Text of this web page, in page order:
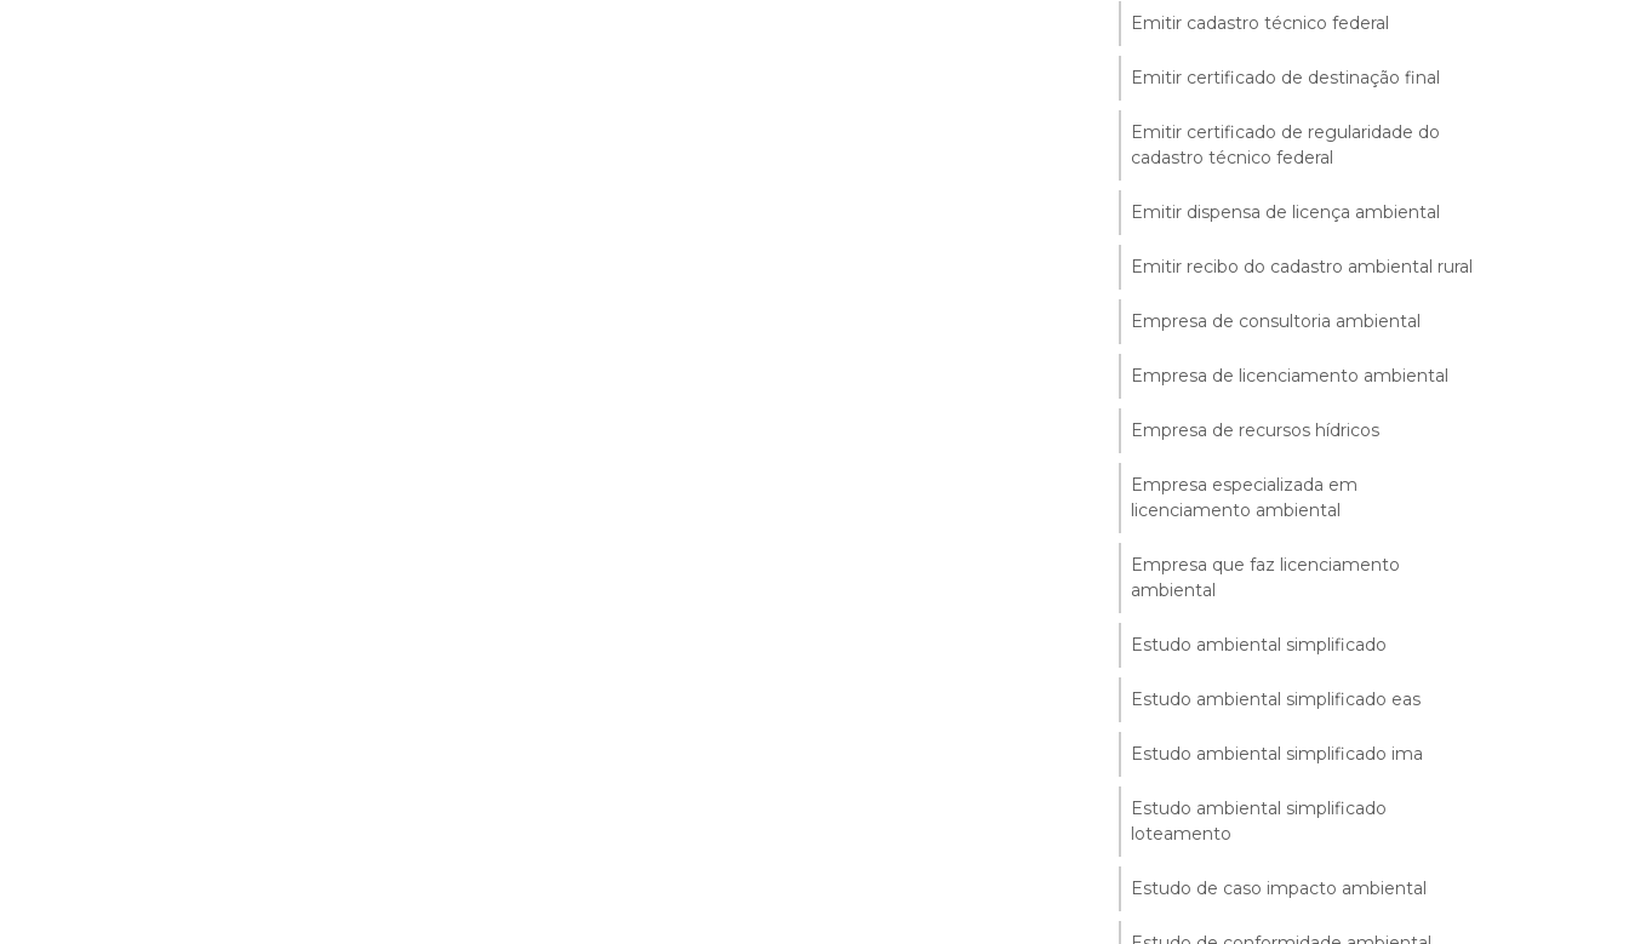
Emitir cadastro técnico federal
Emitir certificado de destinação final
Emitir certificado de regularidade do
cadastro técnico federal
Emitir dispensa de licença ambiental
Emitir recibo do cadastro ambiental rural
Empresa de consultoria ambiental
Empresa de licenciamento ambiental
Empresa de recursos hídricos
Empresa especializada em
licenciamento ambiental
Empresa que faz licenciamento
ambiental
Estudo ambiental simplificado
Estudo ambiental simplificado eas
Estudo ambiental simplificado ima
Estudo ambiental simplificado
loteamento
Estudo de caso impacto ambiental